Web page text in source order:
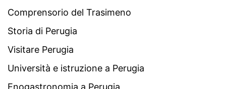
Comprensorio del Trasimeno
Storia di Perugia
Visitare Perugia
Università e istruzione a Perugia
Enogastronomia a Perugia